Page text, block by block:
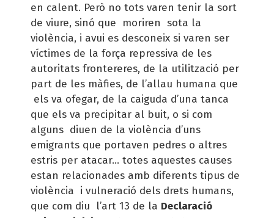
en calent. Però no tots varen tenir la sort
de viure, sinó que moriren sota la
violència, i avui es desconeix si varen ser
víctimes de la força repressiva de les
autoritats frontereres, de la utilització per
part de les màfies, de l’allau humana que
els va ofegar, de la caiguda d’una tanca
que els va precipitar al buit, o si com
alguns diuen de la violència d’uns
emigrants que portaven pedres o altres
estris per atacar... totes aquestes causes
estan relacionades amb diferents tipus de
violència i vulneració dels drets humans,
que com diu l’art 13 de la Declaració